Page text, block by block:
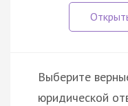
Выберите
юридической